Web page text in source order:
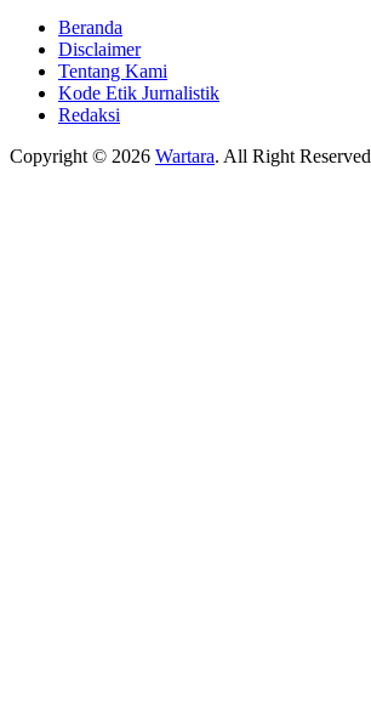
Beranda
Disclaimer
Tentang Kami
Kode Etik Jurnalistik
Redaksi
Copyright © 2026 Wartara. All Right Reserved